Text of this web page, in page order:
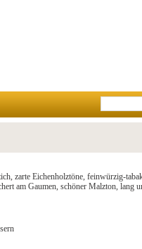
zarte Eichenholztöne, feinwürzig-
am Gaumen, schöner Malzton, lang